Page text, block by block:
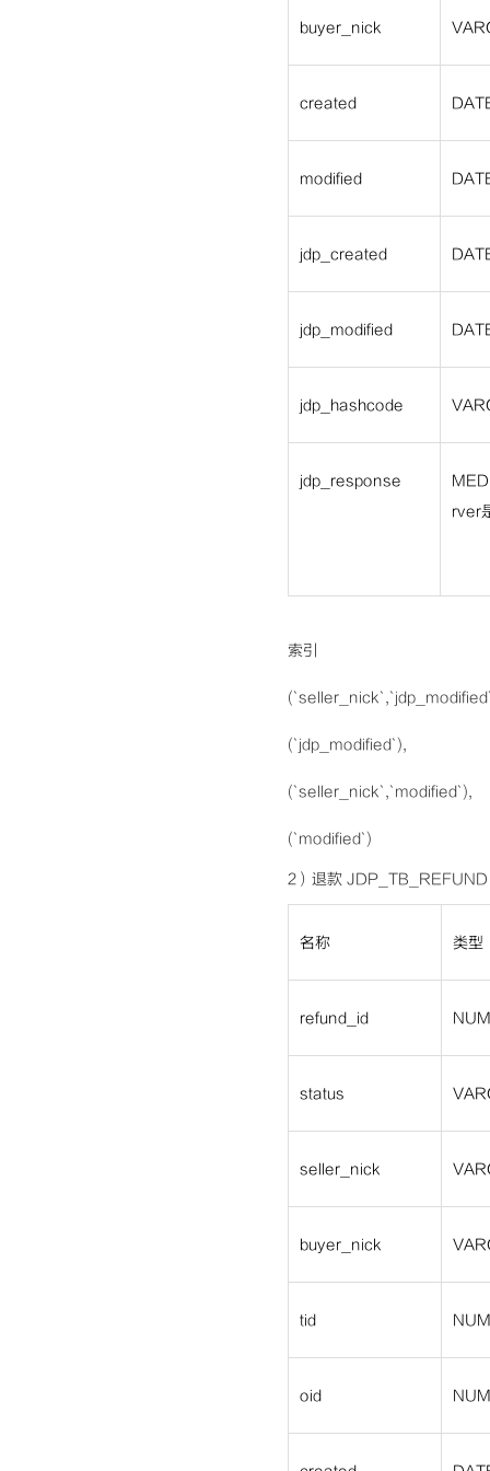
buyer_nick
created
modified
jdp_created
jdp_modified
jdp_hashcode
jdp_response
rver
索引
(`jdp_modified`),
(`seller_nick`,`modified`),
(`modified`)
2）退款 JDP_TB_REFUND
名称 类型
refund_id
status
seller_nick
buyer_nick
tid
oid